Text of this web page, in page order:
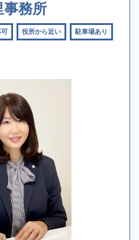
事務所
可 役所から近い 駐車場あり